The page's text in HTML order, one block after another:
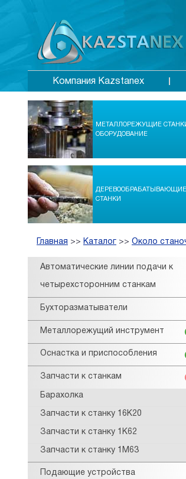
Компания Kazstanex
МЕТАЛЛОРЕЖУЩИЕ
ОБОРУДОВАНИЕ
ДЕРЕВООБРАБАТЫВАЮЩИЕ
СТАНКИ
Главная >> Каталог >> Около
Автоматические линии подачи к
четырехсторонним станкам
Бухторазматыватели
Металлорежущий инструмент
Оснастка и приспособления
Запчасти к станкам
Барахолка
Запчасти к станку 16К20
Запчасти к станку 1К62
Запчасти к станку 1М63
Подающие устройства